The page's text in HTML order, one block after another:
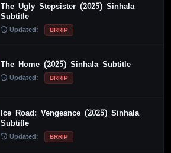
The Ugly Stepsister (2025) Sinhala
Subtitle
Updated: BRRIP
The Home (2025) Sinhala Subtitle
Updated: BRRIP
Ice Road: Vengeance (2025) Sinhala
Subtitle
Updated: BRRIP